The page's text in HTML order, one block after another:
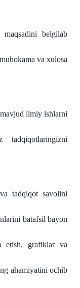
belgilab
va xulosa
ilmiy ishlarni
tadqiqotlaringizni
tadqiqot savolini
batafsil bayon
etish, grafiklar va
ahamiyatini ochib